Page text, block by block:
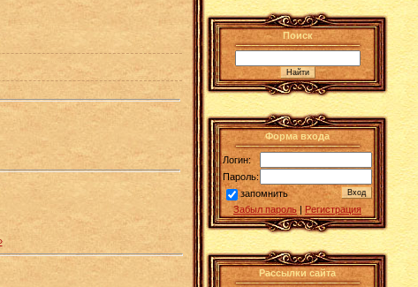
Поиск
Форма входа
Логин:
Пароль:
запомнить
Забыл пароль | Регистрация
Рассылки сайта